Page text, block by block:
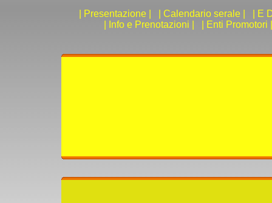
| Presentazione | | Calendario serale |
| E
| Info e Prenotazioni |
| Enti Promotori